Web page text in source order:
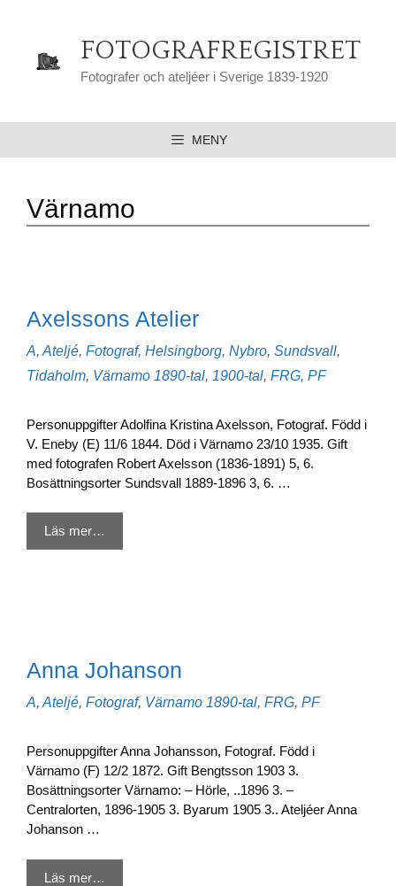
FOTOGRAFREGISTRET
Fotografer och ateljéer i Sverige 1839-1920
MENY
Värnamo
Axelssons Atelier
Kategorier
A, Ateljé, Fotograf, Helsingborg, Nybro, Sundsvall,
Tidaholm, Värnamo Etiketter
1890-tal, 1900-tal, FRG, PF
Personuppgifter Adolfina Kristina Axelsson, Fotograf. Född i
V. Eneby (E) 11/6 1844. Död i Värnamo 23/10 1935. Gift
med fotografen Robert Axelsson (1836-1891) 5, 6.
Bosättningsorter Sundsvall 1889-1896 3, 6. …
Läs mer…
Anna Johanson
Kategorier
A, Ateljé, Fotograf, Värnamo Etiketter
1890-tal, FRG, PF
Personuppgifter Anna Johansson, Fotograf. Född i
Värnamo (F) 12/2 1872. Gift Bengtsson 1903 3.
Bosättningsorter Värnamo: – Hörle, ..1896 3. –
Centralorten, 1896-1905 3. Byarum 1905 3.. Ateljéer Anna
Johanson …
Läs mer…